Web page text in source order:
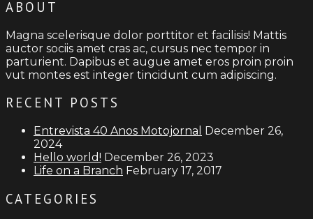
ABOUT
Magna scelerisque dolor porttitor et facilisis! Mattis
auctor sociis amet cras ac, cursus nec tempor in
parturient. Dapibus et augue amet eros proin proin
vut montes est integer tincidunt cum adipiscing.
RECENT POSTS
Entrevista 40 Anos Motojornal December 26,
2024
Hello world! December 26, 2023
Life on a Branch February 17, 2017
CATEGORIES